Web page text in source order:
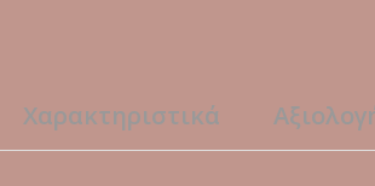
Χαρακτηριστικά